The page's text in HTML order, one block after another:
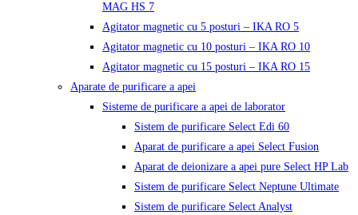
MAG HS 7
Agitator magnetic cu 5 posturi – IKA RO 5
Agitator magnetic cu 10 posturi – IKA RO 10
Agitator magnetic cu 15 posturi – IKA RO 15
Aparate de purificare a apei
Sisteme de purificare a apei de laborator
Sistem de purificare Select Edi 60
Aparat de purificare a apei Select Fusion
Aparat de deionizare a apei pure Select HP Lab
Sistem de purificare Select Neptune Ultimate
Sistem de purificare Select Analyst